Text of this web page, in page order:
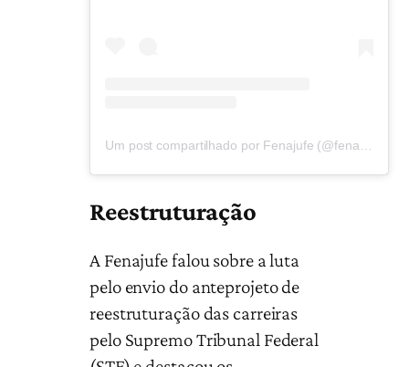
Um post compartilhado por Fenajufe (@fenajufe)
Reestruturação
A Fenajufe falou sobre a luta
pelo envio do anteprojeto de
reestruturação das carreiras
pelo Supremo Tribunal Federal